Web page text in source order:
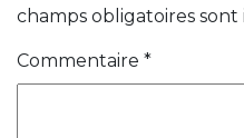
champs obligatoires sont
Commentaire *